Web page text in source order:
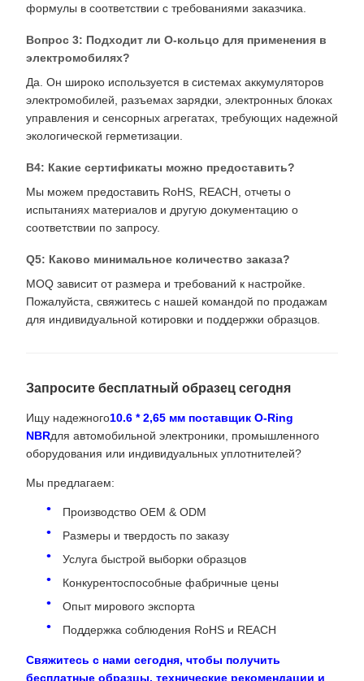
формулы в соответствии с требованиями заказчика.
Вопрос 3: Подходит ли O-кольцо для применения в
электромобилях?
Да. Он широко используется в системах аккумуляторов
электромобилей, разъемах зарядки, электронных блоках
управления и сенсорных агрегатах, требующих надежной
экологической герметизации.
В4: Какие сертификаты можно предоставить?
Мы можем предоставить RoHS, REACH, отчеты о
испытаниях материалов и другую документацию о
соответствии по запросу.
Q5: Каково минимальное количество заказа?
MOQ зависит от размера и требований к настройке.
Пожалуйста, свяжитесь с нашей командой по продажам
для индивидуальной котировки и поддержки образцов.
Запросите бесплатный образец сегодня
Ищу надежного10.6 * 2,65 мм поставщик O-Ring
NBRдля автомобильной электроники, промышленного
оборудования или индивидуальных уплотнителей?
Мы предлагаем:
Производство OEM & ODM
Размеры и твердость по заказу
Услуга быстрой выборки образцов
Конкурентоспособные фабричные цены
Опыт мирового экспорта
Поддержка соблюдения RoHS и REACH
Свяжитесь с нами сегодня, чтобы получить
бесплатные образцы, технические рекомендации и